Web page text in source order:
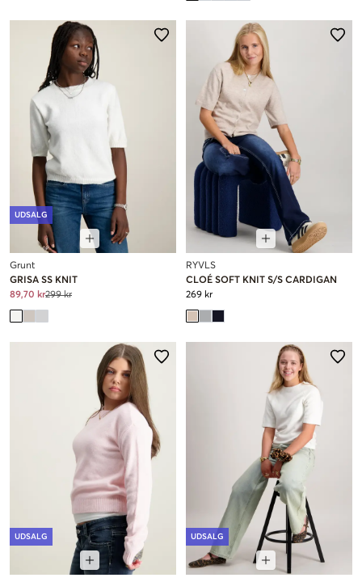
UDSALG
Grunt
GRISA SS KNIT
89,70 kr299 kr
RYVLS
CLOÉ SOFT KNIT S/S CARDIGAN
269 kr
UDSALG UDSALG